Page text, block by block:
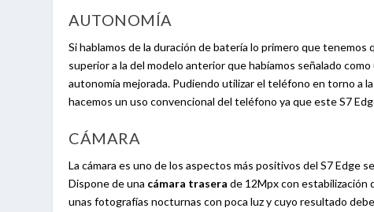
AUTONOMÍA
Si hablamos de la duración de batería lo primero que
superior a la del modelo anterior que habíamos señalado
autonomía mejorada. Pudiendo utilizar el teléfono en torno a
hacemos un uso convencional del teléfono ya que este S7
CÁMARA
La cámara es uno de los aspectos más positivos del S7
Dispone de una cámara trasera de 12Mpx con estabilización
unas fotografías nocturnas con poca luz y cuyo resultado